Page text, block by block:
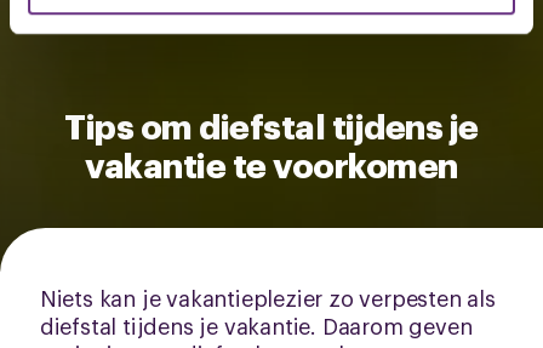
U kunt uw toestemming op elk moment wijzigen of
Tips om diefstal tijdens je
vakantie te voorkomen
Niets kan je vakantieplezier zo verpesten als
diefstal tijdens je vakantie. Daarom geven